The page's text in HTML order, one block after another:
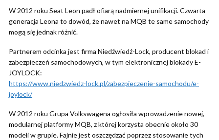
W 2012 roku Seat Leon padł ofiarą nadmiernej unifikacji. Czwarta
generacja Leona to dowód, że nawet na MQB te same samochody
mogą się jednak różnić.
Partnerem odcinka jest firma Niedźwiedź-Lock, producent blokad i
zabezpieczeń samochodowych, w tym elektronicznej blokady E-
JOYLOCK:
https://www.niedzwiedz-lock.pl/zabezpieczenie-samochodu/e-
joylock/
W 2012 roku Grupa Volkswagena ogłosiła wprowadzenie nowej,
modularnej platformy MQB, z której korzysta obecnie około 30
modeli w grupie. Fajnie jest oszczędzać poprzez stosowanie tych